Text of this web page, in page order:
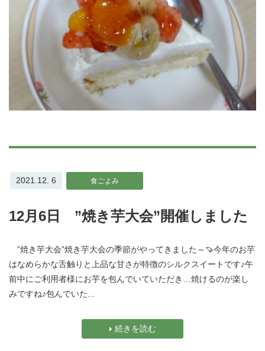
2021.12. 6 食ごよみ
12月6日 ”焼き芋大会”開催しました
”焼き芋大会”焼き芋大会の季節がやってきました～🍠今年のお芋
はなめらかな舌触りと上品な甘さが特徴のシルクスイートです♪午
前中にご利用者様にお芋を包んでいていただき…焼けるのが楽し
みですね♪包んでいた...
続きを読む